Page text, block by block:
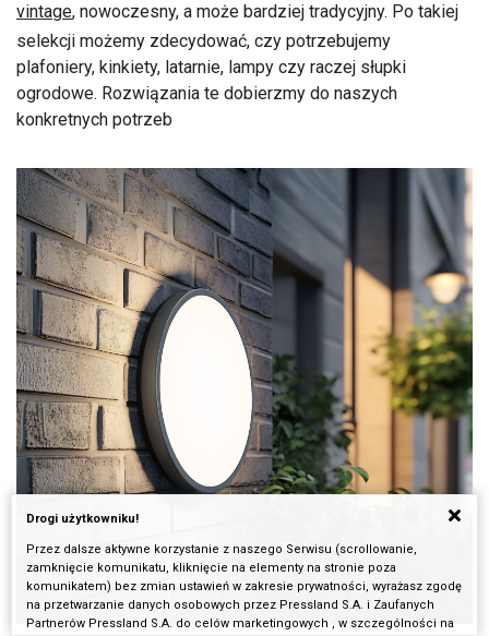
vintage, nowoczesny, a może bardziej tradycyjny. Po takiej
selekcji możemy zdecydować, czy potrzebujemy
plafoniery, kinkiety, latarnie, lampy czy raczej słupki
ogrodowe. Rozwiązania te dobierzmy do naszych
konkretnych potrzeb
Drogi użytkowniku!
Przez dalsze aktywne korzystanie z naszego Serwisu (scrollowanie,
zamknięcie komunikatu, kliknięcie na elementy na stronie poza
komunikatem) bez zmian ustawień w zakresie prywatności, wyrażasz zgodę
na przetwarzanie danych osobowych przez Pressland S.A. i Zaufanych
Partnerów Pressland S.A. do celów marketingowych , w szczególności na